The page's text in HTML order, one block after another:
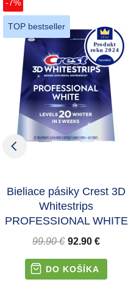
-7%
TOP bestseller
Bieliace pásiky Crest 3D
Whitestrips
PROFESSIONAL WHITE
99.90 € 92.90 €